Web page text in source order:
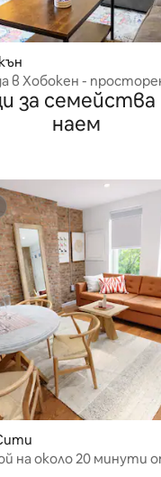
в Хобокен -
за
наем
на около 20 минути